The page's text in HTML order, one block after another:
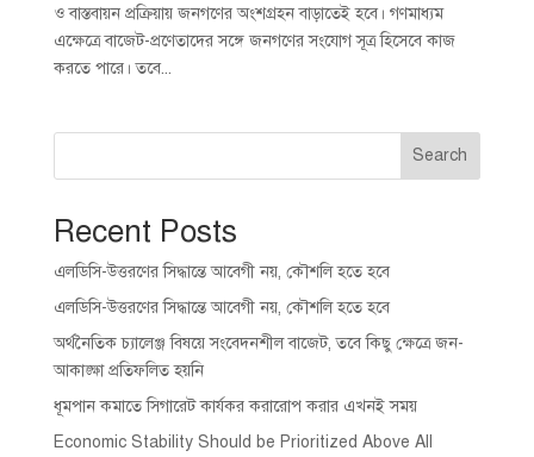
ও বাস্তবায়ন প্রক্রিয়ায় জনগণের অংশগ্রহন বাড়াতেই হবে। গণমাধ্যম
এক্ষেত্রে বাজেট-প্রণেতাদের সঙ্গে জনগণের সংযোগ সূত্র হিসেবে কাজ
করতে পারে। তবে...
Search
Recent Posts
এলডিসি-উত্তরণের সিদ্ধান্তে আবেগী নয়, কৌশলি হতে হবে
এলডিসি-উত্তরণের সিদ্ধান্তে আবেগী নয়, কৌশলি হতে হবে
অর্থনৈতিক চ্যালেঞ্জ বিষয়ে সংবেদনশীল বাজেট, তবে কিছু ক্ষেত্রে জন-
আকাঙ্ক্ষা প্রতিফলিত হয়নি
ধূমপান কমাতে সিগারেট কার্যকর করারোপ করার এখনই সময়
Economic Stability Should be Prioritized Above All